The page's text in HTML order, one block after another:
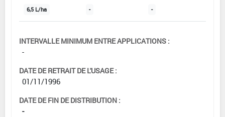
6,5 L/ha - -
INTERVALLE MINIMUM ENTRE APPLICATIONS :
-
DATE DE RETRAIT DE L'USAGE :
01/11/1996
DATE DE FIN DE DISTRIBUTION :
-